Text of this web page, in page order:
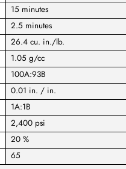
15 minutes
2.5 minutes
26.4 cu. in./lb.
1.05 g/cc
100A:93B
0.01 in. / in.
1A:1B
2,400 psi
20 %
65